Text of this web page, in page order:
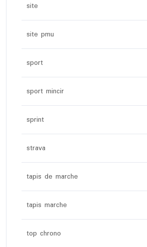
site
site pmu
sport
sport mincir
sprint
strava
tapis de marche
tapis marche
top chrono